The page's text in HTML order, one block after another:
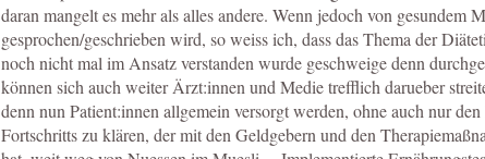
daran mangelt es mehr als alles andere. Wenn jedoch von gesundem
gesprochen/geschrieben wird, so weiss ich, dass das Thema der
noch nicht mal im Ansatz verstanden wurde geschweige denn
können sich auch weiter Ärzt:innen und Medie trefflich darueber
denn nun Patient:innen allgemein versorgt werden, ohne auch nur
Fortschritts zu klären, der mit den Geldgebern und den